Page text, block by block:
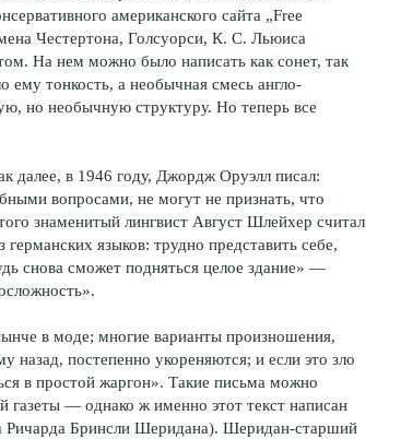
американского сайта „Free
Честертона, Голсуорси, К. С. Льюиса
На нем можно было написать как сонет, так
ему тонкость, а необычная смесь англо-
но необычную структуру. Но теперь все
далее, в 1946 году, Джордж Оруэлл писал:
вопросами, не могут не признать, что
знаменитый лингвист Август Шлейхер считал
языков: трудно представить себе,
снова сможет подняться целое здание» —
в моде; многие варианты произношения,
назад, постепенно укореняются; и если это зло
в простой жаргон». Такие письма можно
газеты — однако ж именно этот текст написан
Бринсли Шеридана). Шеридан-старший